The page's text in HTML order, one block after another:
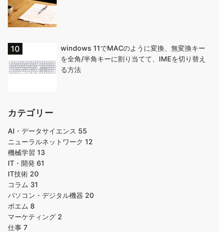
windows 11でMACのように変換、無変換キー
を全角/半角キーに割り当てて、IMEを切り替え
る方法
カテゴリー
AI・データサイエンス 55
ニューラルネットワーク 12
機械学習 13
IT・開発 61
IT技術 20
コラム 31
パソコン・デジタル機器 20
ポエム 8
マーケティング 2
仕事 7